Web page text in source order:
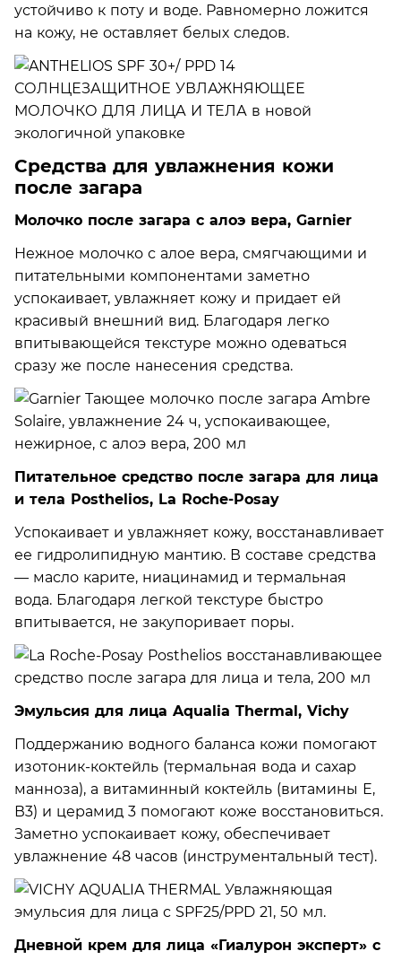
устойчиво к поту и воде. Равномерно ложится
на кожу, не оставляет белых следов.
Средства для увлажнения кожи
после загара
Молочко после загара с алоэ вера, Garnier
Нежное молочко с алое вера, смягчающими и
питательными компонентами заметно
успокаивает, увлажняет кожу и придает ей
красивый внешний вид. Благодаря легко
впитывающейся текстуре можно одеваться
сразу же после нанесения средства.
Питательное средство после загара для лица
и тела Posthelios, La Roche-Posay
Успокаивает и увлажняет кожу, восстанавливает
ее гидролипидную мантию. В составе средства
— масло карите, ниацинамид и термальная
вода. Благодаря легкой текстуре быстро
впитывается, не закупоривает поры.
Эмульсия для лица Aqualia Thermal, Vichy
Поддержанию водного баланса кожи помогают
изотоник-коктейль (термальная вода и сахар
манноза), а витаминный коктейль (витамины Е,
В3) и церамид 3 помогают коже восстановиться.
Заметно успокаивает кожу, обеспечивает
увлажнение 48 часов (инструментальный тест).
Дневной крем для лица «Гиалурон эксперт» с